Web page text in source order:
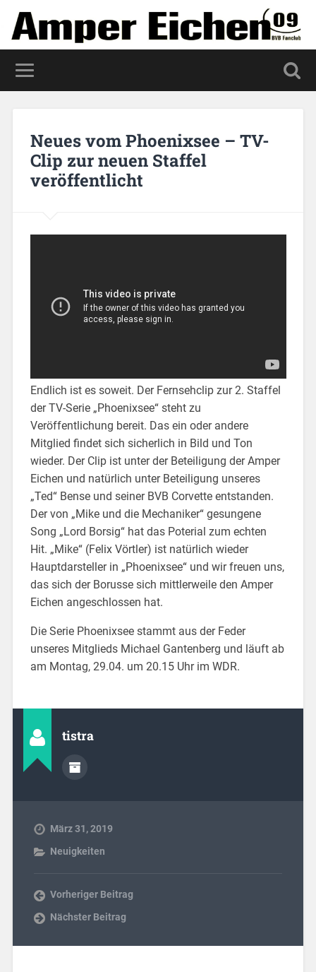
Neues vom Phoenixsee – TV-
Clip zur neuen Staffel
veröffentlicht
Endlich ist es soweit. Der Fernsehclip zur 2. Staffel
der TV-Serie „Phoenixsee“ steht zu
Veröffentlichung bereit. Das ein oder andere
Mitglied findet sich sicherlich in Bild und Ton
wieder. Der Clip ist unter der Beteiligung der Amper
Eichen und natürlich unter Beteiligung unseres
„Ted“ Bense und seiner BVB Corvette entstanden.
Der von „Mike und die Mechaniker“ gesungene
Song „Lord Borsig“ hat das Poterial zum echten
Hit. „Mike“ (Felix Vörtler) ist natürlich wieder
Hauptdarsteller in „Phoenixsee“ und wir freuen uns,
das sich der Borusse sich mittlerweile den Amper
Eichen angeschlossen hat.
Die Serie Phoenixsee stammt aus der Feder
unseres Mitglieds Michael Gantenberg und läuft ab
am Montag, 29.04. um 20.15 Uhr im WDR.
tistra
März 31, 2019
Neuigkeiten
Vorheriger Beitrag
Nächster Beitrag